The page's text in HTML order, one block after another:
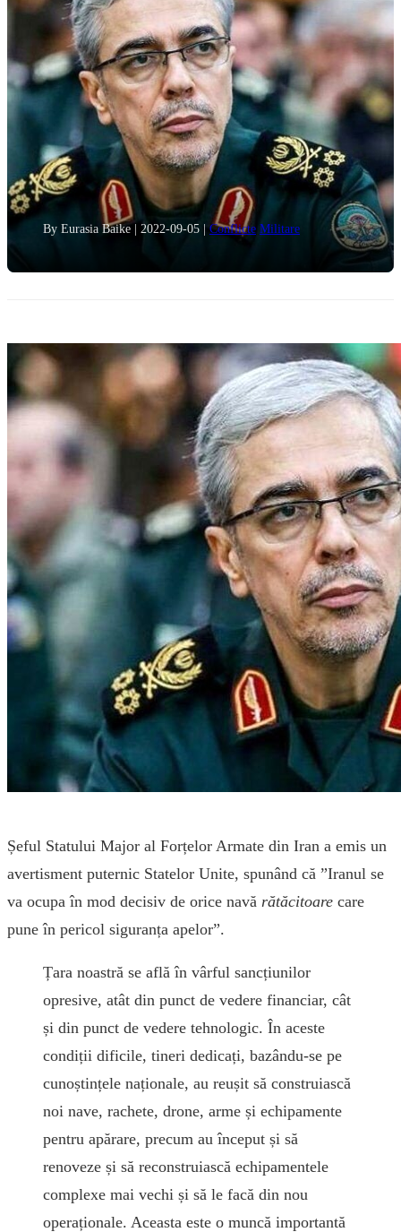
By Eurasia Baike | 2022-09-05 |Conflicte Militare
Șeful Statului Major al Forțelor Armate din Iran a emis un
avertisment puternic Statelor Unite, spunând că ”Iranul se
va ocupa în mod decisiv de orice navă rătăcitoare care
pune în pericol siguranța apelor”.
Țara noastră se află în vârful sancțiunilor
opresive, atât din punct de vedere financiar, cât
și din punct de vedere tehnologic. În aceste
condiții dificile, tineri dedicați, bazându-se pe
cunoștințele naționale, au reușit să construiască
noi nave, rachete, drone, arme și echipamente
pentru apărare, precum au început și să
renoveze și să reconstruiască echipamentele
complexe mai vechi și să le facă din nou
operaționale. Aceasta este o muncă importantă